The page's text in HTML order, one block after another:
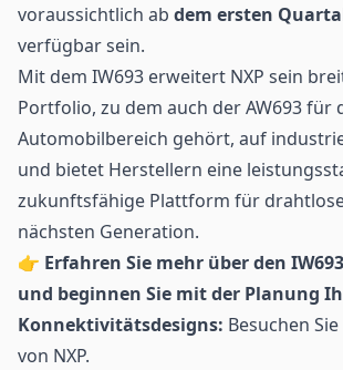
voraussichtlich ab dem ersten
verfügbar sein.
Mit dem IW693 erweitert NXP sein
Portfolio, zu dem auch der AW693 für
Automobilbereich gehört, auf
und bietet Herstellern eine
zukunftsfähige Plattform für
nächsten Generation.
👉 Erfahren Sie mehr über den IW693
und beginnen Sie mit der Planung
Konnektivitätsdesigns: Besuchen
von NXP.